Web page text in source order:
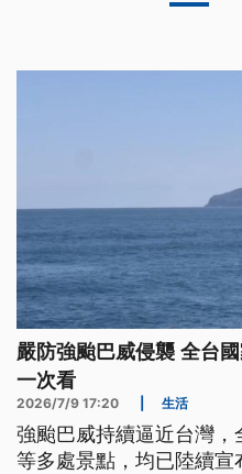
嚴防強颱巴威侵襲 全台
一次看
2026/7/9 17:20 生活
強颱巴威持續逼近台灣
等多處景點，均已陸續